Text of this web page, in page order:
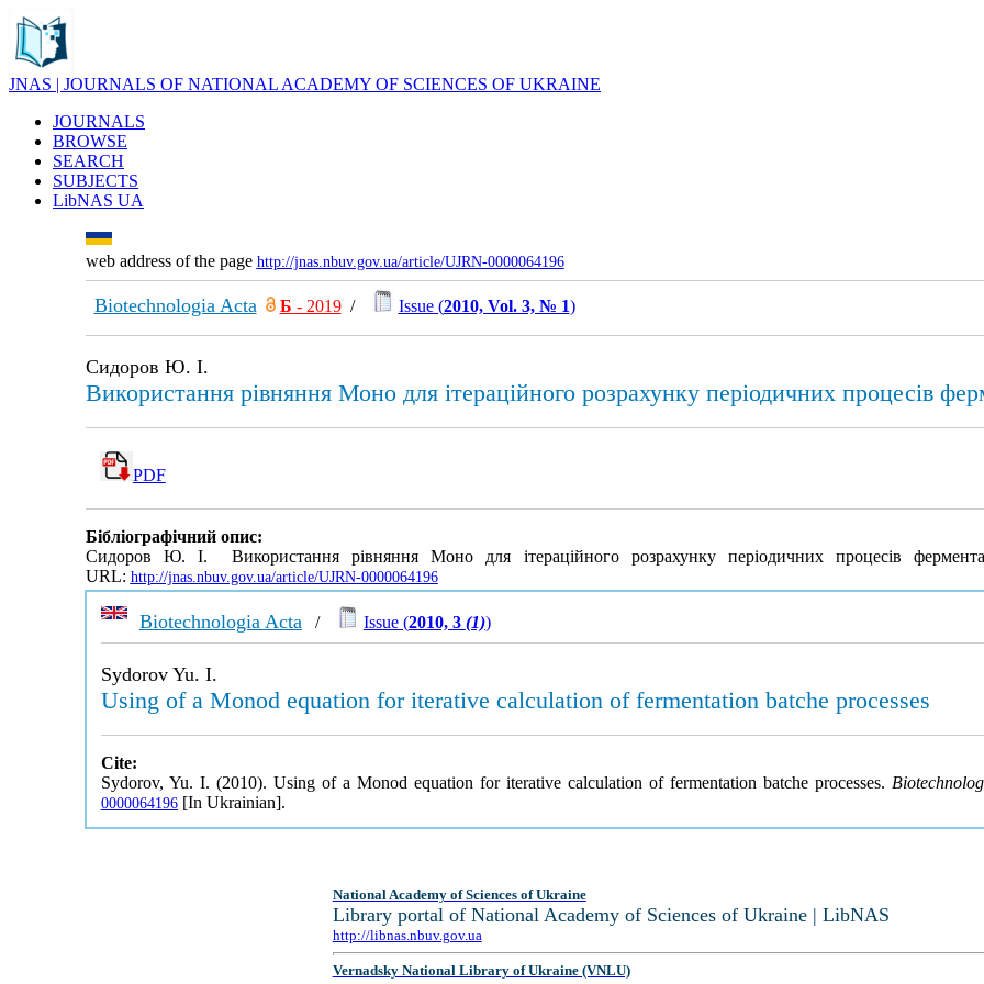
JNAS | JOURNALS OF NATIONAL ACADEMY OF SCIENCES OF UKRAINE
JOURNALS
BROWSE
SEARCH
SUBJECTS
LibNAS UA
web address of the page http://jnas.nbuv.gov.ua/article/UJRN-0000064196
Biotechnologia Acta Б - 2019/ Issue (2010, Vol. 3, № 1)
Сидоров Ю. І.
Використання рівняння Моно для ітераційного розрахунку періодичних процесів
PDF
Бібліографічний опис:
Сидоров Ю. І. Використання рівняння Моно для ітераційного розрахунку періодичних процесів
URL: http://jnas.nbuv.gov.ua/article/UJRN-0000064196
Biotechnologia Acta / Issue (2010, 3 (1))
Sydorov Yu. I.
Using of a Monod equation for iterative calculation of fermentation batche processes
Cite:
Sydorov, Yu. I. (2010). Using of a Monod equation for iterative calculation of fermentation batche processes.
0000064196[In Ukrainian].
National Academy of Sciences of Ukraine
Library portal of National Academy of Sciences of Ukraine | LibNAS
http://libnas.nbuv.gov.ua
Vernadsky National Library of Ukraine (VNLU)